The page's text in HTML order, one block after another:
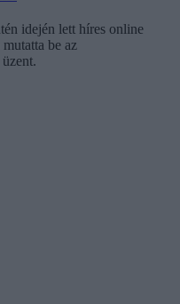
idején lett híres online
be az